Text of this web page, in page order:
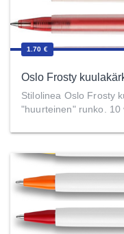
1.70 €
Oslo Frosty
Stilolinea Oslo Frosty
"huurteinen" runko. 10